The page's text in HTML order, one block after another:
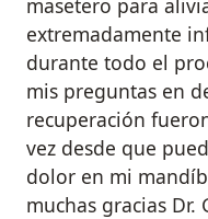
masetero para
extremadamente
durante todo el
mis preguntas en
recuperación
vez desde que
dolor en mi
muchas gracias Dr.